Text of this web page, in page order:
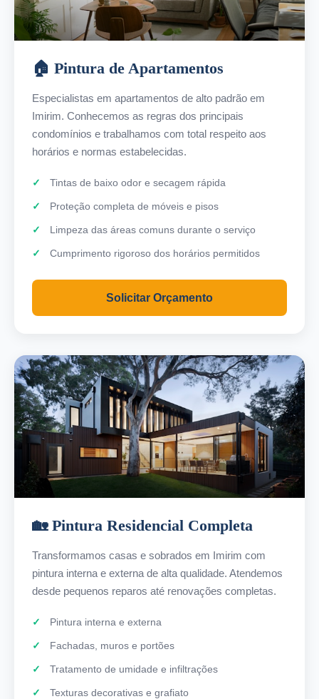
🏠 Pintura de Apartamentos
Especialistas em apartamentos de alto padrão em
Imirim. Conhecemos as regras dos principais
condomínios e trabalhamos com total respeito aos
horários e normas estabelecidas.
Tintas de baixo odor e secagem rápida
Proteção completa de móveis e pisos
Limpeza das áreas comuns durante o serviço
Cumprimento rigoroso dos horários permitidos
Solicitar Orçamento
🏡 Pintura Residencial Completa
Transformamos casas e sobrados em Imirim com
pintura interna e externa de alta qualidade. Atendemos
desde pequenos reparos até renovações completas.
Pintura interna e externa
Fachadas, muros e portões
Tratamento de umidade e infiltrações
Texturas decorativas e grafiato